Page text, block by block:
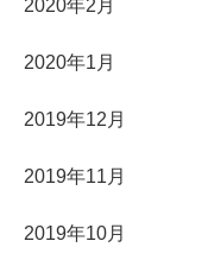
2020年2月
2020年1月
2019年12月
2019年11月
2019年10月